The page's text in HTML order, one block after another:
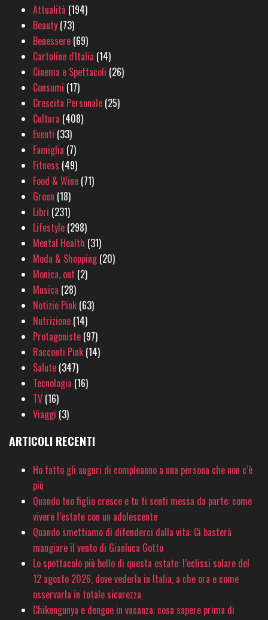
Attualità (194)
Beauty (73)
Benessere (69)
Cartoline d'Italia (14)
Cinema e Spettacoli (26)
Consumi (17)
Crescita Personale (25)
Cultura (408)
Eventi (33)
Famiglia (7)
Fitness (49)
Food & Wine (71)
Green (18)
Libri (231)
Lifestyle (298)
Mental Health (31)
Moda & Shopping(20)
Monica, out (2)
Musica (28)
Notizie Pink (63)
Nutrizione (14)
Protagoniste (97)
Racconti Pink (14)
Salute (347)
Tecnologia (16)
TV (16)
Viaggi (3)
ARTICOLI RECENTI
Ho fatto gli auguri di compleanno a una persona che non c’è
più
Quando tuo figlio cresce e tu ti senti messa da parte: come
vivere l’estate con un adolescente
Quando smettiamo di difenderci dalla vita: Ci basterà
mangiare il vento di Gianluca Gotto
Lo spettacolo più bello di questa estate: l’eclissi solare del
12 agosto 2026, dove vederla in Italia, a che ora e come
osservarla in totale sicurezza
Chikungunya e dengue in vacanza: cosa sapere prima di